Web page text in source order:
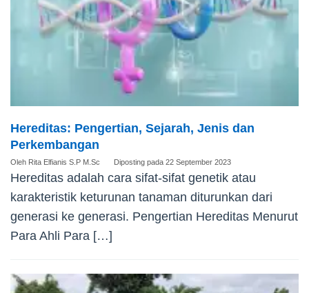
Hereditas: Pengertian, Sejarah, Jenis dan
Perkembangan
Oleh Rita Elfianis S.P M.Sc Diposting pada 22 September 2023
Hereditas adalah cara sifat-sifat genetik atau
karakteristik keturunan tanaman diturunkan dari
generasi ke generasi. Pengertian Hereditas Menurut
Para Ahli Para […]